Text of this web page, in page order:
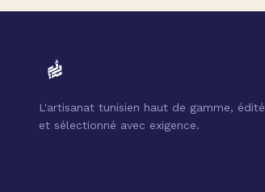
L'artisanat tunisien haut de gamme, édité
et sélectionné avec exigence.